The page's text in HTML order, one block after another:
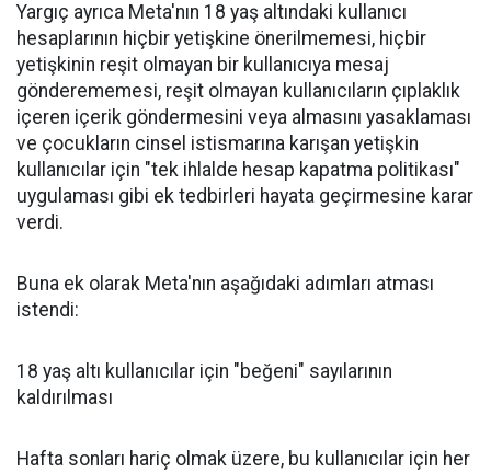
Yargıç ayrıca Meta'nın 18 yaş altındaki kullanıcı
hesaplarının hiçbir yetişkine önerilmemesi, hiçbir
yetişkinin reşit olmayan bir kullanıcıya mesaj
gönderememesi, reşit olmayan kullanıcıların çıplaklık
içeren içerik göndermesini veya almasını yasaklaması
ve çocukların cinsel istismarına karışan yetişkin
kullanıcılar için "tek ihlalde hesap kapatma politikası"
uygulaması gibi ek tedbirleri hayata geçirmesine karar
verdi.
Buna ek olarak Meta'nın aşağıdaki adımları atması
istendi:
18 yaş altı kullanıcılar için "beğeni" sayılarının
kaldırılması
Hafta sonları hariç olmak üzere, bu kullanıcılar için her